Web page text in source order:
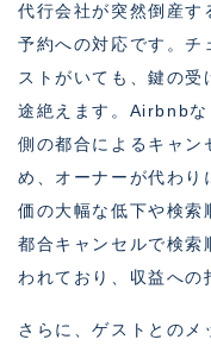
代行会社が突然倒産す
予約への対応です。チ
ストがいても、鍵の
途絶えます。Airbnbな
側の都合によるキャン
め、オーナーが代わり
価の大幅な低下や検索
都合キャンセルで検索
われており、収益への
さらに、ゲストとのメ